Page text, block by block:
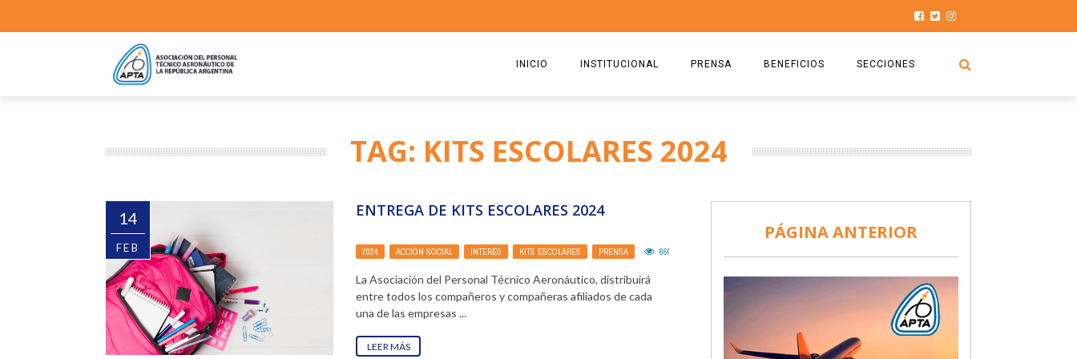
INICIO INSTITUCIONAL
ESTATUTO
PRENSA
2025
BENEFICIOS
COMISIÓN
DOCUMENTOS
SEGURO DE SEPELIOS
SECCIONES
HISTORIAS DE LUCHA
TURISMO Y RECREACIÓN
TAG: KITS ESCOLARES 2024
14
FEB
ENTREGA DE KITS ESCOLARES 2024
2024 ACCIÓN SOCIAL INTERÉS KITS ESCOLARES PRENSA 6603
La Asociación del Personal Técnico Aeronáutico, distribuirá
entre todos los compañeros y compañeras afiliados de cada
una de las empresas ...
LEER MÁS
PÁGINA ANTERIOR